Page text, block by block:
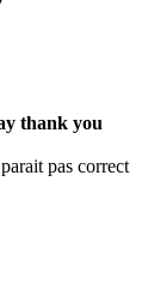
thank you
pas correct